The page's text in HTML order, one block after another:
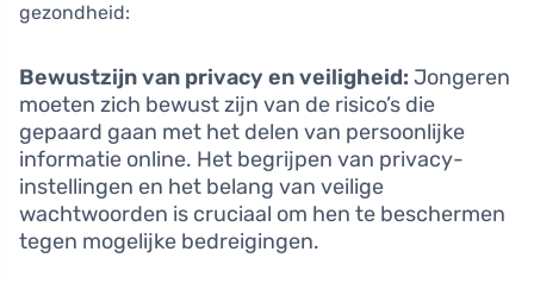
gezondheid:
Bewustzijn van privacy en veiligheid: Jongeren
moeten zich bewust zijn van de risico’s die
gepaard gaan met het delen van persoonlijke
informatie online. Het begrijpen van privacy-
instellingen en het belang van veilige
wachtwoorden is cruciaal om hen te beschermen
tegen mogelijke bedreigingen.